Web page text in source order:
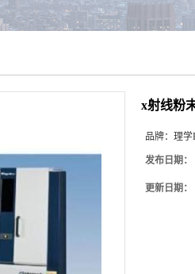
x射线粉
品牌： 理学
发布日期：
更新日期：